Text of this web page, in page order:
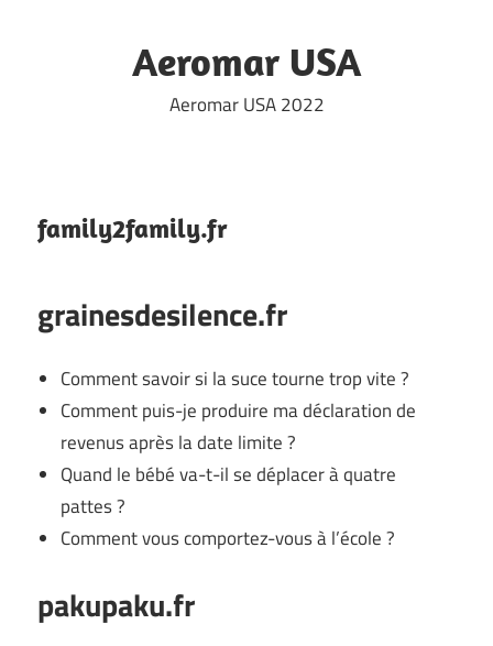
Aeromar USA
Aeromar USA 2022
family2family.fr
grainesdesilence.fr
Comment savoir si la suce tourne trop vite ?
Comment puis-je produire ma déclaration de
revenus après la date limite ?
Quand le bébé va-t-il se déplacer à quatre
pattes ?
Comment vous comportez-vous à l’école ?
pakupaku.fr